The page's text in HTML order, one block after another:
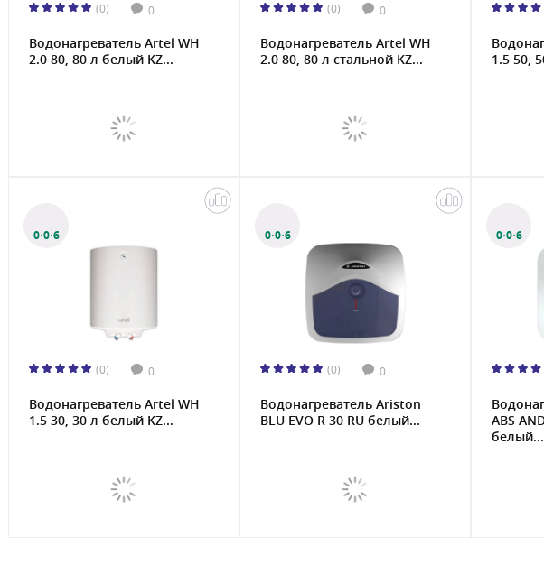
(0) 0
Водонагреватель Artel WH
2.0 80, 80 л белый KZ...
(0) 0
Водонагреватель Artel WH
2.0 80, 80 л стальной KZ...
1.5 50,
0·0·6
(0) 0
Водонагреватель Artel WH
1.5 30, 30 л белый KZ...
0·0·6
(0) 0
Водонагреватель Ariston
BLU EVO R 30 RU белый...
0·0·6
ABS
белый...